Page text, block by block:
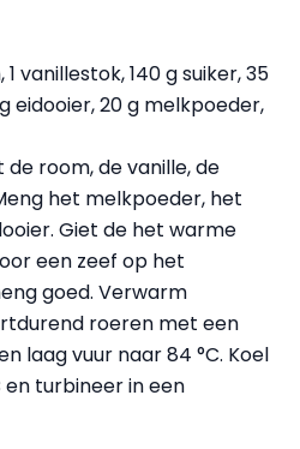
1 vanillestok, 140 g suiker, 35
eidooier, 20 g melkpoeder,
room, de vanille, de
het melkpoeder, het
Giet de het warme
een zeef op het
goed. Verwarm
roeren met een
laag vuur naar 84 °C. Koel
en turbineer in een